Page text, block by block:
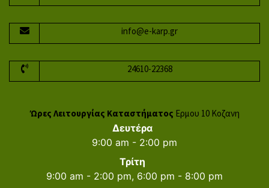
info@e-karp.gr
24610-22368
Ώρες Λειτουργίας Καταστήματος Ερμου 10 Κοζανη
Δευτέρα
9:00 am - 2:00 pm
Τρίτη
9:00 am - 2:00 pm, 6:00 pm - 8:00 pm